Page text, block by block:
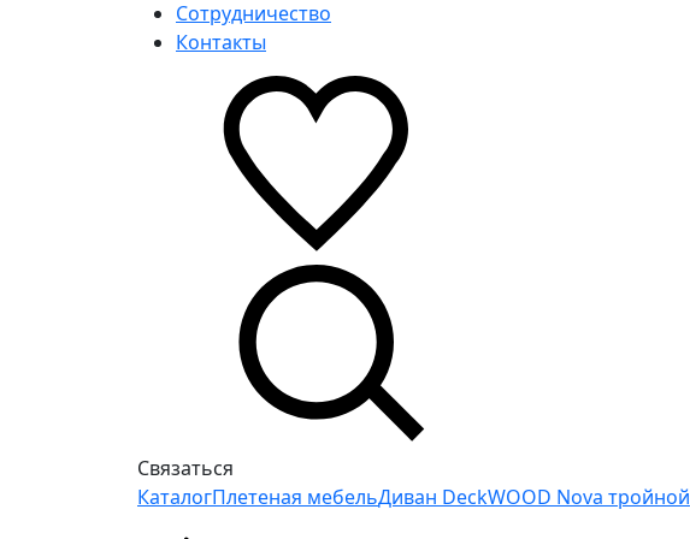
Сотрудничество
Контакты
Связаться
КаталогПлетеная мебельДиван DeckWOOD Nova тройной